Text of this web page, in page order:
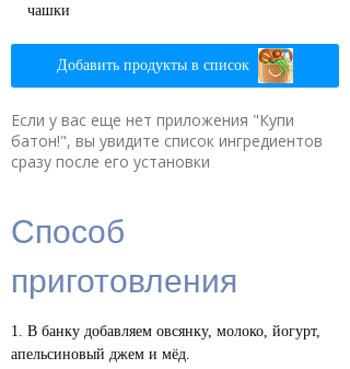
чашки
Добавить продукты в список
Если у вас еще нет приложения "Купи
батон!", вы увидите список ингредиентов
сразу после его установки
Способ
приготовления
В банку добавляем овсянку, молоко, йогурт,
апельсиновый джем и мёд.